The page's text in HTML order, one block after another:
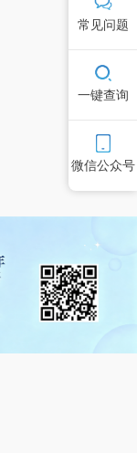
常见问题
一键查询
微信公众号